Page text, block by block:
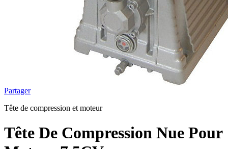
Partager
Tête de compression et moteur
Tête De Compression Nue Pour